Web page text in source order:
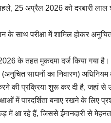
25 अप्रैल 2026 को दरबारी लाल
साथ परीक्षा में शामिल होकर
के तहत मुकदमा दर्ज किया गया है।
साधनों का निवारण) अधिनियम
की प्रक्रिया शुरू कर दी है, जहां से
में पारदर्शिता बनाए रखने के
में आ रहे हैं, जिससे ईमानदारी से मेहनत